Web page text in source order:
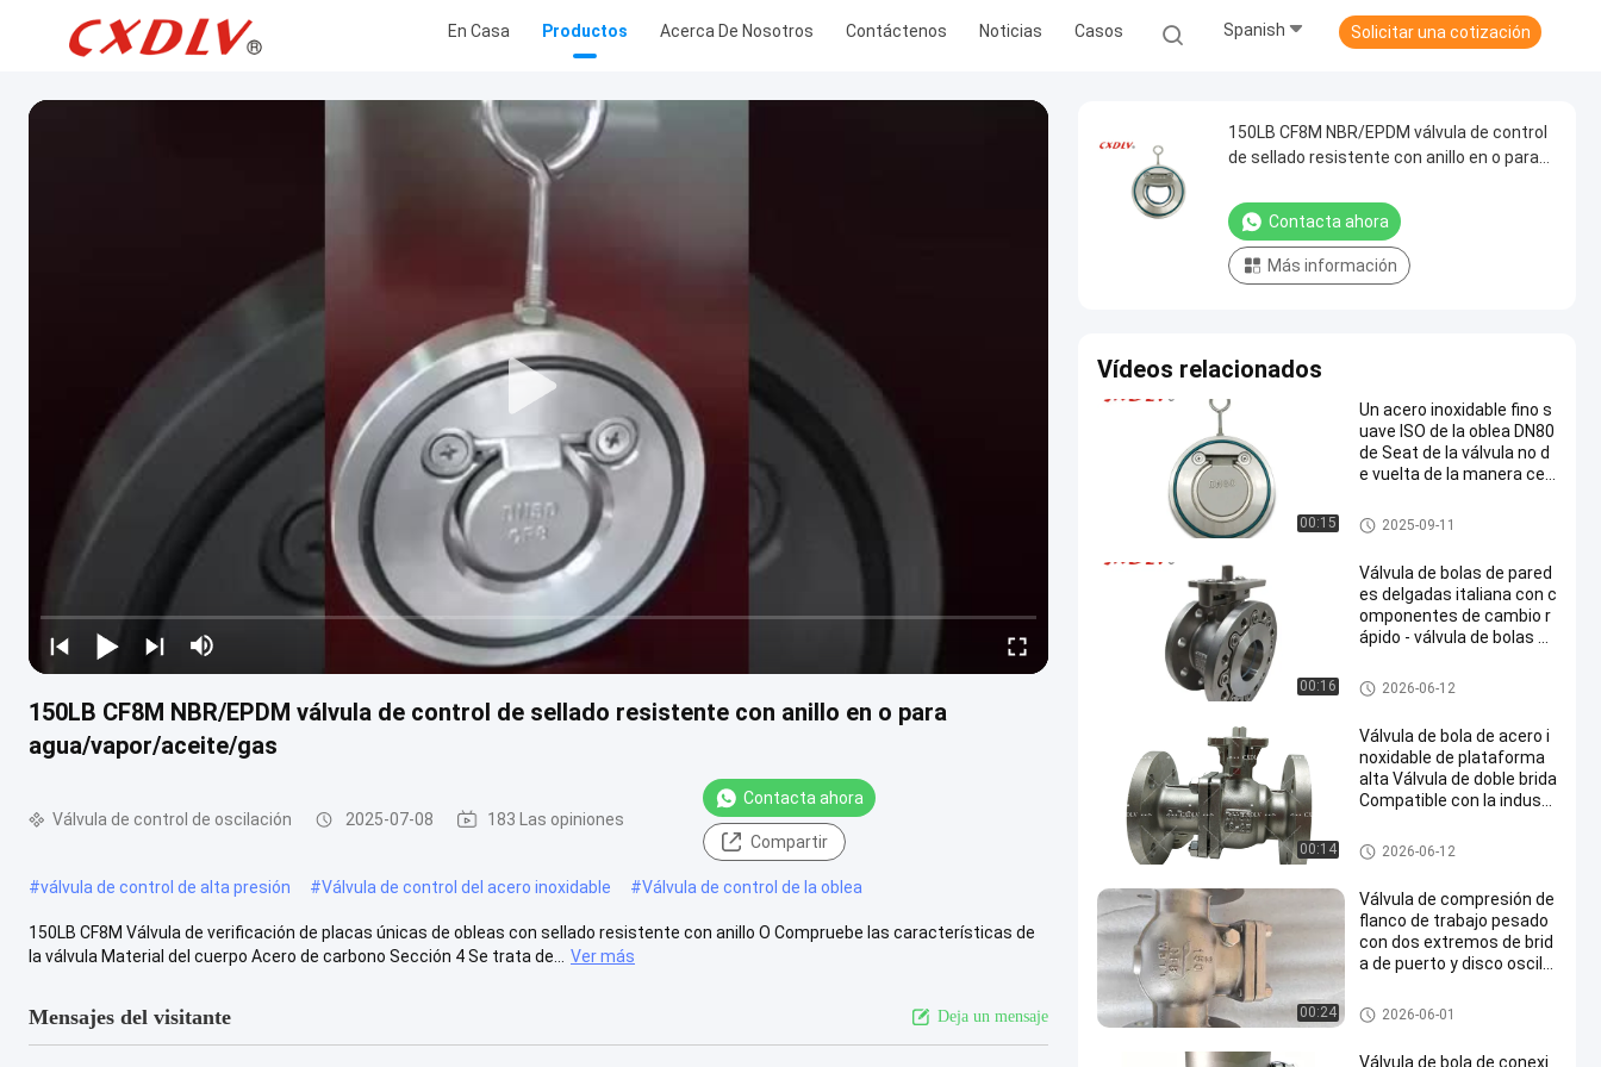
En Casa Productos Acerca De Nosotros Contáctenos Noticias Casos Spanish Solicitar una cotización
150LB CF8M NBR/EPDM válvula de control de sellado resistente con anillo en o para
agua/vapor/aceite/gas
Válvula de control de oscilación 2025-07-08 183 Las opiniones
Contacta ahora
Compartir
#válvula de control de alta presión #Válvula de control del acero inoxidable #Válvula de control de la oblea
150LB CF8M Válvula de verificación de placas únicas de obleas con sellado resistente con anillo O Compruebe las características de
la válvula Material del cuerpo Acero de carbono Sección 4 Se trata de...
Ver más
Mensajes del visitante Deja un mensaje
150LB CF8M NBR/EPDM válvula de control
de sellado resistente con anillo en o para
Contacta ahora
Más información
Vídeos relacionados
00:15
Un acero inoxidable fino s
uave ISO de la oblea DN80
de Seat de la válvula no d
e vuelta de la manera cer
Válvula de control de oscilació
n
2025-09-11
00:16
Válvula de bolas de pared
es delgadas italiana con c
omponentes de cambio r
ápido - válvula de bolas de
Válvula de bola con bridas
2026-06-12
00:14
Válvula de bola de acero i
noxidable de plataforma
alta Válvula de doble brida
Compatible con la industr
Vávula de bola de acero inoxid
able
2026-06-12
00:24
Válvula de compresión de
flanco de trabajo pesado
con dos extremos de brid
a de puerto y disco oscila
a el manejo de fluidos ind
ustriales
válvula de control ensanchad
a
2026-06-01
Válvula de bola de conexi